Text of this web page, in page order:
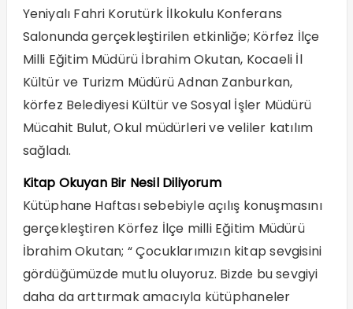
Yeniyalı Fahri Korutürk İlkokulu Konferans
Salonunda gerçekleştirilen etkinliğe; Körfez İlçe
Milli Eğitim Müdürü İbrahim Okutan, Kocaeli İl
Kültür ve Turizm Müdürü Adnan Zanburkan,
körfez Belediyesi Kültür ve Sosyal İşler Müdürü
Mücahit Bulut, Okul müdürleri ve veliler katılım
sağladı.
Kitap Okuyan Bir Nesil Diliyorum
Kütüphane Haftası sebebiyle açılış konuşmasını
gerçekleştiren Körfez İlçe milli Eğitim Müdürü
İbrahim Okutan; “ Çocuklarımızın kitap sevgisini
gördüğümüzde mutlu oluyoruz. Bizde bu sevgiyi
daha da arttırmak amacıyla kütüphaneler